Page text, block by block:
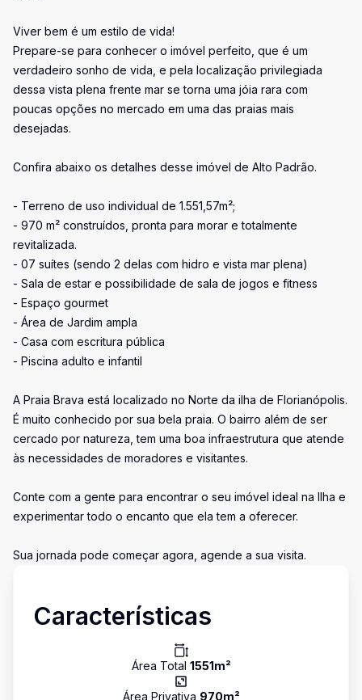
Viver bem é um estilo de vida!
Prepare-se para conhecer o imóvel perfeito, que é um
verdadeiro sonho de vida, e pela localização privilegiada
dessa vista plena frente mar se torna uma jóia rara com
poucas opções no mercado em uma das praias mais
desejadas.
Confira abaixo os detalhes desse imóvel de Alto Padrão.
- Terreno de uso individual de 1.551,57m²;
- 970 m² construídos, pronta para morar e totalmente
revitalizada.
- 07 suítes (sendo 2 delas com hidro e vista mar plena)
- Sala de estar e possibilidade de sala de jogos e fitness
- Espaço gourmet
- Área de Jardim ampla
- Casa com escritura pública
- Piscina adulto e infantil
A Praia Brava está localizado no Norte da ilha de Florianópolis.
É muito conhecido por sua bela praia. O bairro além de ser
cercado por natureza, tem uma boa infraestrutura que atende
às necessidades de moradores e visitantes.
Conte com a gente para encontrar o seu imóvel ideal na Ilha e
experimentar todo o encanto que ela tem a oferecer.
Sua jornada pode começar agora, agende a sua visita.
Características
Área Total 1551m²
Área Privativa 970m²